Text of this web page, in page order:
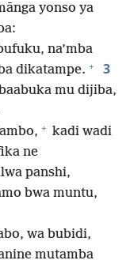
yonso ya
na’mba
dikatampe. + 3
baabuka mu dijiba,
+ kadi wadi
ne
panshi,
bwa muntu,
wa bubidi,
mutamba